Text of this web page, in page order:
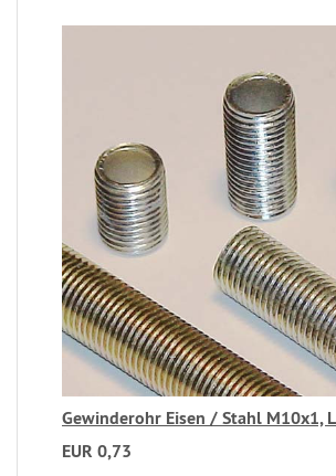
Gewinderohr Eisen / Stahl M10x1,
EUR 0,73